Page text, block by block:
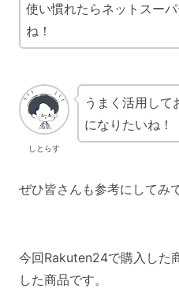
使い慣れたらネットスー
ね！
しとらす
うまく活用して
になりたいね！
ぜひ皆さんも参考にしてみ
今回Rakuten24で購入した
した商品です。